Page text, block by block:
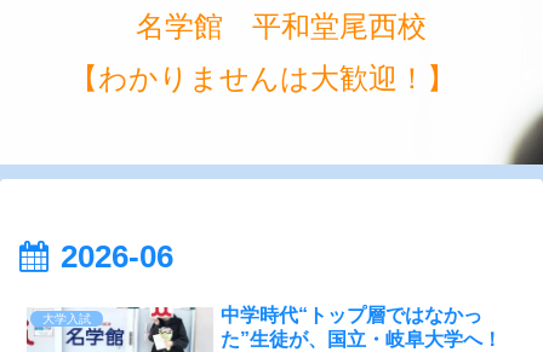
名学館 平和堂尾西校
【わかりませんは大歓迎！】
2026-06
大学入試
中学時代“トップ層ではなかっ
た”生徒が、国立・岐阜大学へ！